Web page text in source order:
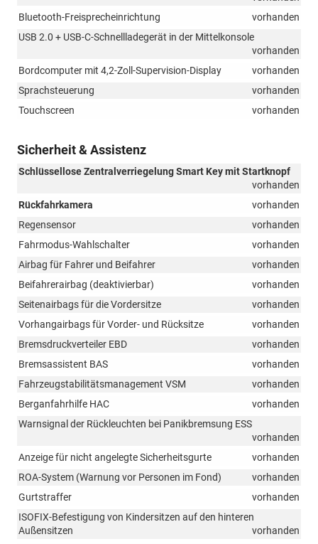
Bluetooth-Freisprecheinrichtung
vorhanden
USB 2.0 + USB-C-Schnellladegerät in der Mittelkonsole
vorhanden
Bordcomputer mit 4,2-Zoll-Supervision-Display
vorhanden
Sprachsteuerung
vorhanden
Touchscreen
vorhanden
Sicherheit & Assistenz
Schlüssellose Zentralverriegelung Smart Key mit Startknopf
vorhanden
Rückfahrkamera
vorhanden
Regensensor
vorhanden
Fahrmodus-Wahlschalter
vorhanden
Airbag für Fahrer und Beifahrer
vorhanden
Beifahrerairbag (deaktivierbar)
vorhanden
Seitenairbags für die Vordersitze
vorhanden
Vorhangairbags für Vorder- und Rücksitze
vorhanden
Bremsdruckverteiler EBD
vorhanden
Bremsassistent BAS
vorhanden
Fahrzeugstabilitätsmanagement VSM
vorhanden
Berganfahrhilfe HAC
vorhanden
Warnsignal der Rückleuchten bei Panikbremsung ESS
vorhanden
Anzeige für nicht angelegte Sicherheitsgurte
vorhanden
ROA-System (Warnung vor Personen im Fond)
vorhanden
Gurtstraffer
vorhanden
ISOFIX-Befestigung von Kindersitzen auf den hinteren
Außensitzen
vorhanden